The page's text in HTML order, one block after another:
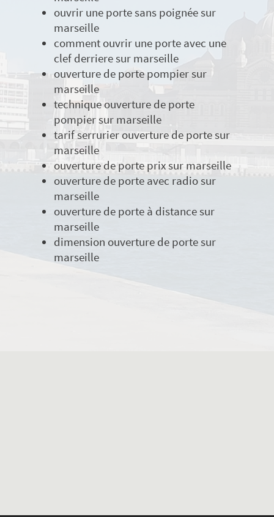
ouvrir une porte sans poignée sur
marseille
comment ouvrir une porte avec une
clef derriere sur marseille
ouverture de porte pompier sur
marseille
technique ouverture de porte
pompier sur marseille
tarif serrurier ouverture de porte sur
marseille
ouverture de porte prix sur marseille
ouverture de porte avec radio sur
marseille
ouverture de porte à distance sur
marseille
dimension ouverture de porte sur
marseille